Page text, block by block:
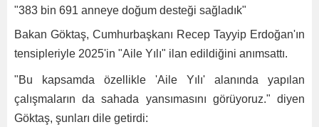
"383 bin 691 anneye doğum desteği sağladık"
Bakan Göktaş, Cumhurbaşkanı Recep Tayyip Erdoğan'ın
tensipleriyle 2025'in "Aile Yılı" ilan edildiğini anımsattı.
"Bu kapsamda özellikle 'Aile Yılı' alanında yapılan
çalışmaların da sahada yansımasını görüyoruz." diyen
Göktaş, şunları dile getirdi: